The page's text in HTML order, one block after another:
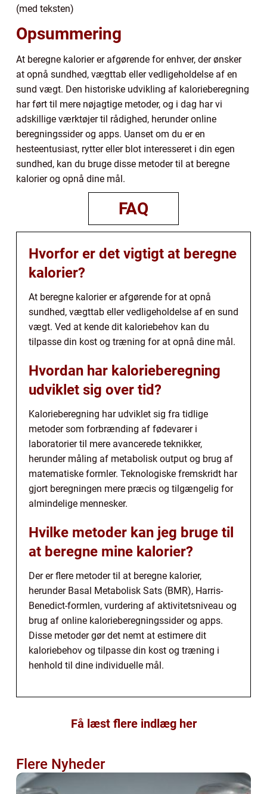
(med teksten)
Opsummering
At beregne kalorier er afgørende for enhver, der ønsker
at opnå sundhed, vægttab eller vedligeholdelse af en
sund vægt. Den historiske udvikling af kalorieberegning
har ført til mere nøjagtige metoder, og i dag har vi
adskillige værktøjer til rådighed, herunder online
beregningssider og apps. Uanset om du er en
hesteentusiast, rytter eller blot interesseret i din egen
sundhed, kan du bruge disse metoder til at beregne
kalorier og opnå dine mål.
FAQ
Hvorfor er det vigtigt at beregne
kalorier?
At beregne kalorier er afgørende for at opnå
sundhed, vægttab eller vedligeholdelse af en sund
vægt. Ved at kende dit kaloriebehov kan du
tilpasse din kost og træning for at opnå dine mål.
Hvordan har kalorieberegning
udviklet sig over tid?
Kalorieberegning har udviklet sig fra tidlige
metoder som forbrænding af fødevarer i
laboratorier til mere avancerede teknikker,
herunder måling af metabolisk output og brug af
matematiske formler. Teknologiske fremskridt har
gjort beregningen mere præcis og tilgængelig for
almindelige mennesker.
Hvilke metoder kan jeg bruge til
at beregne mine kalorier?
Der er flere metoder til at beregne kalorier,
herunder Basal Metabolisk Sats (BMR), Harris-
Benedict-formlen, vurdering af aktivitetsniveau og
brug af online kalorieberegningssider og apps.
Disse metoder gør det nemt at estimere dit
kaloriebehov og tilpasse din kost og træning i
henhold til dine individuelle mål.
Få læst flere indlæg her
Flere Nyheder